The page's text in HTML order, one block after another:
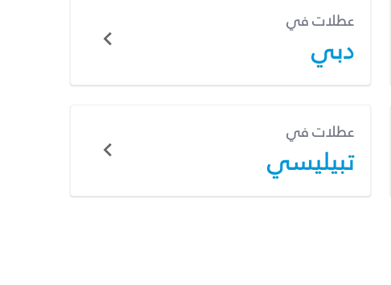
عطلات في
دبي
عطلات في
تبيليسي